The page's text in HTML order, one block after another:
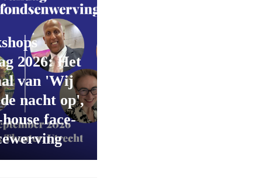
2026: Het
van 'Wij
nacht op',
face-